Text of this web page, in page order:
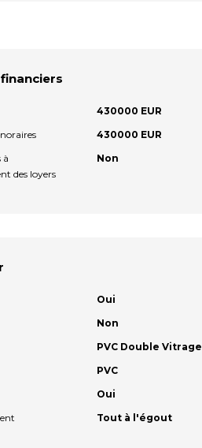
430000 EUR
430000 EUR
à
des loyers
Non
Oui
Non
PVC Double Vitrage
PVC
Oui
Tout à l'égout